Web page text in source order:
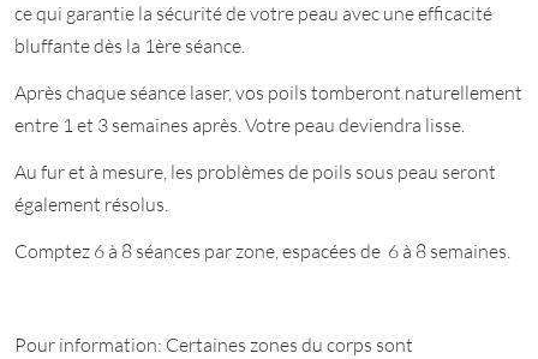
ce qui garantie la sécurité de votre peau avec une efficacité
bluffante dès la 1ère séance.
Après chaque séance laser, vos poils tomberont naturellement
entre 1 et 3 semaines après. Votre peau deviendra lisse.
Au fur et à mesure, les problèmes de poils sous peau seront
également résolus.
Comptez 6 à 8 séances par zone, espacées de 6 à 8 semaines.
Pour information: Certaines zones du corps sont